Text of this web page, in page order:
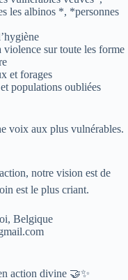
les albinos *, *personnes
violence sur toute les forme
et forages
populations oubliées
voix aux plus vulnérables.
notre vision est de
est le plus criant.
Belgique
action divine 🤝✨